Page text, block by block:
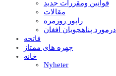
قوانين ومقررات جديد
مقالات
راپور روزمره
درمورد پناهجويان افغان
فاتحه
چهره های ممتاز
خانه
Nyheter